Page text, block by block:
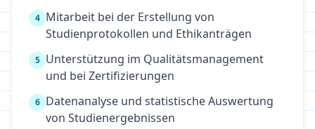
4 Mitarbeit bei der Erstellung von
Studienprotokollen und Ethikanträgen
5 Unterstützung im Qualitätsmanagement
und bei Zertifizierungen
6 Datenanalyse und statistische Auswertung
von Studienergebnissen